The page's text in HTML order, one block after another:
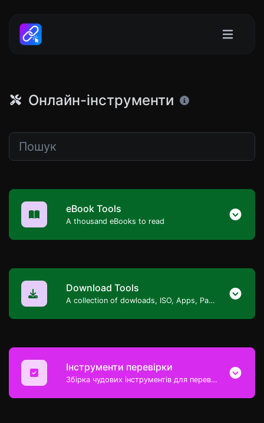
Онлайн-інструменти
eBook Tools
A thousand eBooks to read
Download Tools
A collection of dowloads, ISO, Apps, Packages.
Інструменти перевірки
Збірка чудових інструментів для перевірки, які допоможуть вам перевіряти та підтверджувати різні речі.